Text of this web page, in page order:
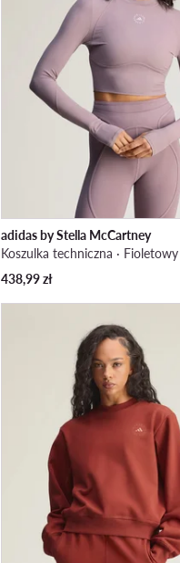
adidas by Stella McCartney
Koszulka techniczna · Fioletowy
438,99zł